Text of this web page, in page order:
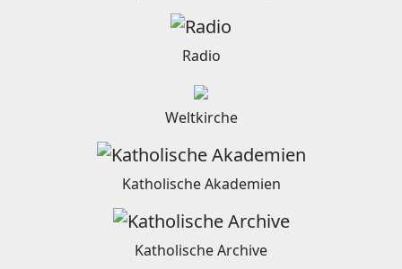
Radio
Weltkirche
Katholische Akademien
Katholische Archive